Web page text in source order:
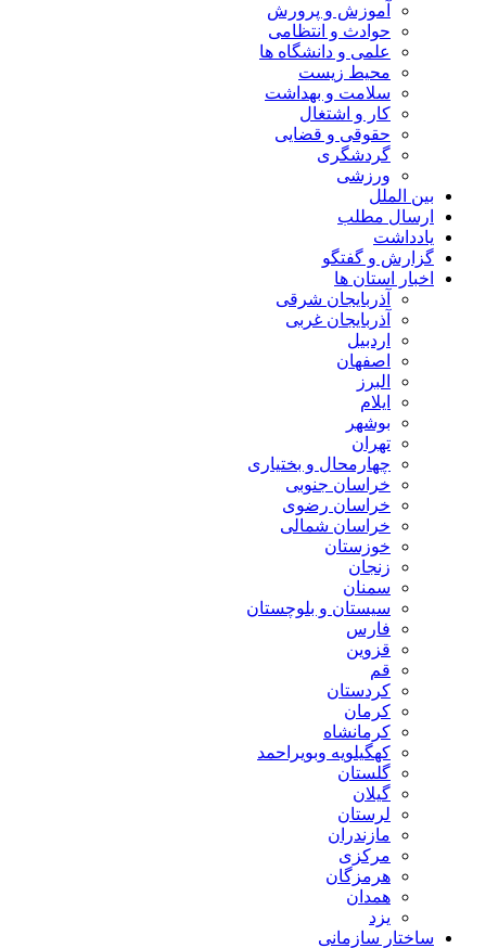
آموزش و پرورش
حوادث و انتظامی
علمی و دانشگاه ها
محیط زیست
سلامت و بهداشت
کار و اشتغال
حقوقی و قضایی
گردشگری
ورزشی
بین الملل
ارسال مطلب
یادداشت
گزارش و گفتگو
اخبار استان ها
آذربایجان شرقی
آذربایجان غربی
اردبیل
اصفهان
البرز
ایلام
بوشهر
تهران
چهارمحال و بختیاری
خراسان جنوبی
خراسان رضوی
خراسان شمالی
خوزستان
زنجان
سمنان
سیستان و بلوچستان
فارس
قزوین
قم
کردستان
کرمان
کرمانشاه
کهگیلویه وبویراحمد
گلستان
گیلان
لرستان
مازندران
مرکزی
هرمزگان
همدان
یزد
ساختار سازمانی